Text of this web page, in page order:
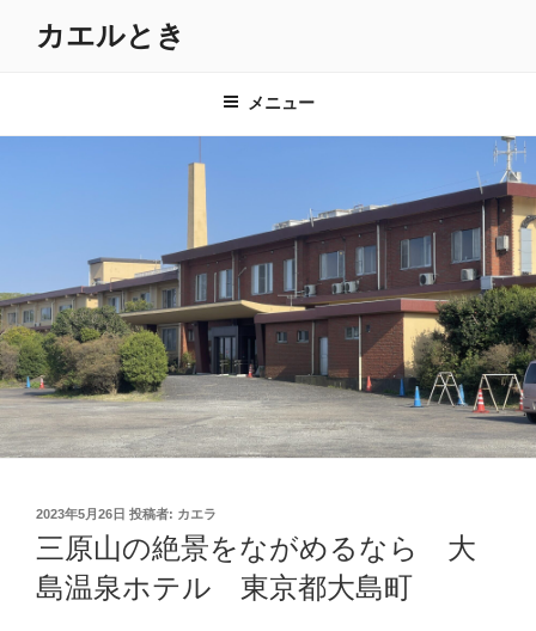
カエルとき
メニュー
投
稿
日:
2023年5月26日 投稿者: カエラ
三原山の絶景をながめるなら 大
島温泉ホテル 東京都大島町